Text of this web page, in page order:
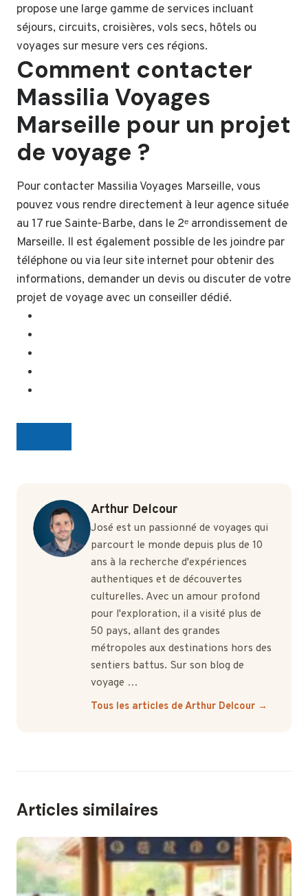
propose une large gamme de services incluant
séjours, circuits, croisières, vols secs, hôtels ou
voyages sur mesure vers ces régions.
Comment contacter
Massilia Voyages
Marseille pour un projet
de voyage ?
Pour contacter Massilia Voyages Marseille, vous
pouvez vous rendre directement à leur agence située
au 17 rue Sainte-Barbe, dans le 2ᵉ arrondissement de
Marseille. Il est également possible de les joindre par
téléphone ou via leur site internet pour obtenir des
informations, demander un devis ou discuter de votre
projet de voyage avec un conseiller dédié.
Arthur Delcour
José est un passionné de voyages qui
parcourt le monde depuis plus de 10
ans à la recherche d'expériences
authentiques et de découvertes
culturelles. Avec un amour profond
pour l'exploration, il a visité plus de
50 pays, allant des grandes
métropoles aux destinations hors des
sentiers battus. Sur son blog de
voyage …
Tous les articles de Arthur Delcour →
Articles similaires